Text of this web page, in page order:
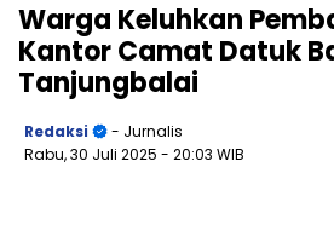
Warga Keluhkan
Kantor Camat Datuk
Tanjungbalai
Redaksi
- Jurnalis
Rabu, 30 Juli 2025 - 20:03 WIB